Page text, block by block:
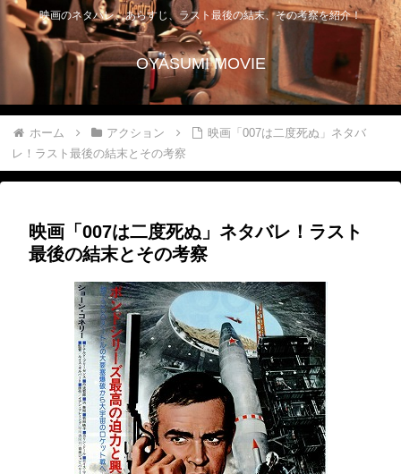
映画のネタバレ、あらすじ、ラスト最後の結末、その考察を紹介！
OYASUMI MOVIE
ホーム アクション
映画「007は二度死ぬ」ネタバ
レ！ラスト最後の結末とその考察
映画「007は二度死ぬ」ネタバレ！ラスト
最後の結末とその考察